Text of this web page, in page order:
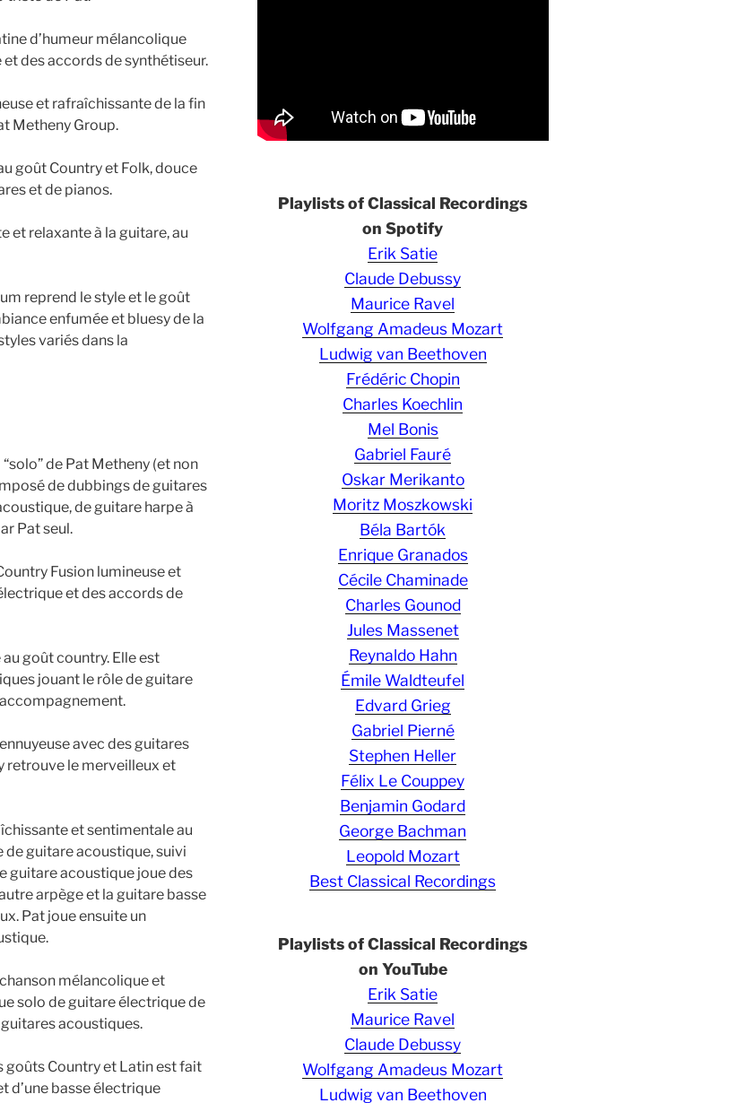
d’humeur mélancolique
des accords de synthétiseur.
et rafraîchissante de la fin
Metheny Group.
goût Country et Folk, douce
et de pianos.
et relaxante à la guitare, au
reprend le style et le goût
enfumée et bluesy de la
variés dans la
de Pat Metheny (et non
de dubbings de guitares
de guitare harpe à
Pat seul.
Fusion lumineuse et
et des accords de
goût country. Elle est
jouant le rôle de guitare
avec des guitares
retrouve le merveilleux et
et sentimentale au
de guitare acoustique, suivi
guitare acoustique joue des
arpège et la guitare basse
Pat joue ensuite un
mélancolique et
solo de guitare électrique de
acoustiques.
goûts Country et Latin est fait
d’une basse électrique
Playlists of Classical Recordings
on Spotify
Erik Satie
Claude Debussy
Maurice Ravel
Wolfgang Amadeus Mozart
Ludwig van Beethoven
Frédéric Chopin
Charles Koechlin
Mel Bonis
Gabriel Fauré
Oskar Merikanto
Moritz Moszkowski
Béla Bartók
Enrique Granados
Cécile Chaminade
Charles Gounod
Jules Massenet
Reynaldo Hahn
Émile Waldteufel
Edvard Grieg
Gabriel Pierné
Stephen Heller
Félix Le Couppey
Benjamin Godard
George Bachman
Leopold Mozart
Best Classical Recordings
Playlists of Classical Recordings
on YouTube
Erik Satie
Maurice Ravel
Claude Debussy
Wolfgang Amadeus Mozart
Ludwig van Beethoven